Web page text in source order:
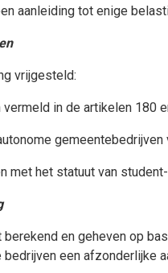
aanleiding tot enige
vrijgesteld:
in de artikelen 180
gemeentebedrijven
met het statuut van
en geheven op
bedrijven een afzonderlijke